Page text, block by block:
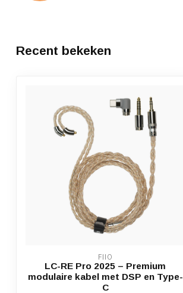
Recent bekeken
FIIO
LC-RE Pro 2025 – Premium
modulaire kabel met DSP en Type-
C